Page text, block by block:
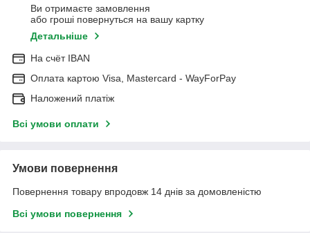
Ви отримаєте замовлення
або гроші повернуться на вашу картку
Детальніше
На cчёт IBAN
Оплата картою Visa, Mastercard - WayForPay
Наложений платіж
Всі умови оплати
Умови повернення
Повернення товару впродовж 14 днів за домовленістю
Всі умови повернення